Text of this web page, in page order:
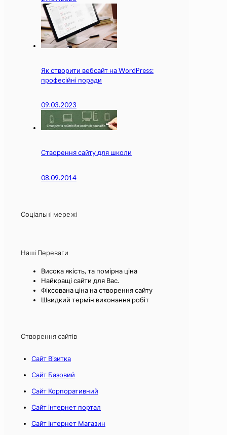
Як створити вебсайт на WordPress:
професійні поради
09.03.2023
Створення сайту для школи
08.09.2014
Соціальні мережі
Наші Переваги
Висока якість, та помірна ціна
Найкращі сайти для Вас.
Фіксована ціна на створення сайту
Швидкий термін виконання робіт
Створення сайтів
Сайт Візитка
Сайт Базовий
Сайт Корпоративний
Сайт інтернет портал
Сайт Інтернет Магазин